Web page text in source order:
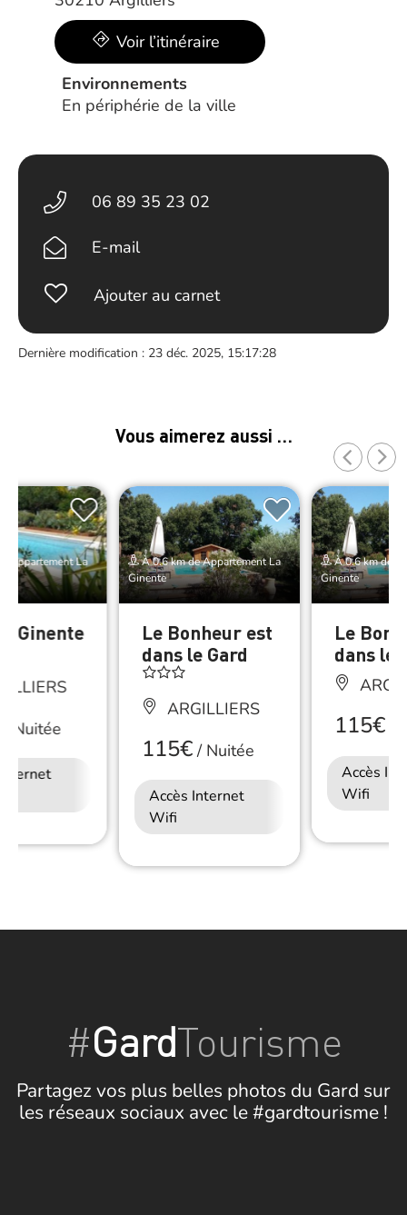
Voir l’itinéraire
Environnements
En périphérie de la ville
06 89 35 23 02
E-mail
Ajouter au carnet
Dernière modification : 23 déc. 2025, 15:17:28
Vous aimerez aussi …
Appartement La
Ginente
Nuitée
À 0.6 km de Appartement La
Ginente
Le Bonheur est
dans le Gard
ARGILLIERS
115€/Nuitée
Accès Internet
Wifi
À 0.6 km de
Ginente
Le
dans le
115€/
Accès
Wifi
#GardTourisme
Partagez vos plus belles photos du Gard sur
les réseaux sociaux avec le #gardtourisme !